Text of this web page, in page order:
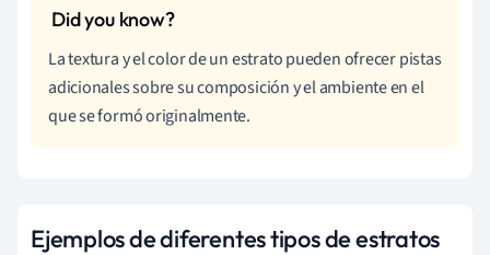
La textura y el color de un estrato pueden ofrecer pistas
adicionales sobre su composición y el ambiente en el
que se formó originalmente.
Ejemplos de diferentes tipos de estratos